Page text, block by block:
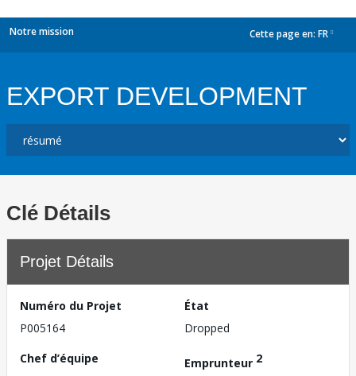
Notre mission Cette page en: FR
EXPORT DEVELOPMENT
Clé Détails
Projet Détails
Numéro du Projet
P005164
État
Dropped
Chef d’équipe
Emprunteur 2